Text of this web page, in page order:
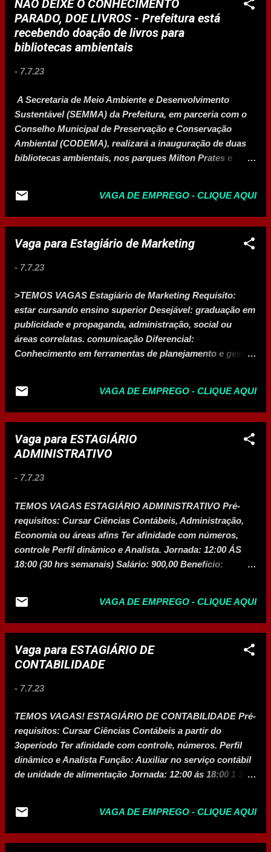
NÃO DEIXE O CONHECIMENTO
PARADO, DOE LIVROS - Prefeitura está
recebendo doação de livros para
bibliotecas ambientais
- 7.7.23
A Secretaria de Meio Ambiente e Desenvolvimento
Sustentável (SEMMA) da Prefeitura, em parceria com o
Conselho Municipal de Preservação e Conservação
Ambiental (CODEMA), realizará a inauguração de duas
bibliotecas ambientais, nos parques Milton Prates e
arrecadar livros, revistas e outros materiais relacionados
ao meio ambiente. A iniciativa começou com a generosa
Oliveira, conselheiro do CODEMA, ex-funcionário do IEF
ambiental. As contribuições não se limitaram a essa
doadores particulares, já se uniram a essa causa. Se
você também quiser fazer parte dessa história pode
contribuir entregando suas doações diretamente na
SEMMA ou entrando em contato pelo telefone 2211-2133
para agendar a retirada de um acervo com mais de cem
VAGA DE EMPREGO - CLIQUE AQUI
Vaga para Estagiário de Marketing
- 7.7.23
>TEMOS VAGAS Estagiário de Marketing Requisito:
estar cursando ensino superior Desejável: graduação em
publicidade e propaganda, administração, social ou
áreas correlatas. comunicação Diferencial:
Conhecimento em ferramentas de planejamento e gestão
Almoço +Vale transporte Previsão de Início e local:
Imediato - Av. Francisco Péres, 60 - Interlagos, Montes
formulário abaixo: CLIQUE AQUI
VAGA DE EMPREGO - CLIQUE AQUI
Vaga para ESTAGIÁRIO
ADMINISTRATIVO
- 7.7.23
TEMOS VAGAS ESTAGIÁRIO ADMINISTRATIVO Pré-
requisitos: Cursar Ciências Contábeis, Administração,
Economia ou áreas afins Ter afinidade com números,
controle Perfil dinâmico e Analista. Jornada: 12:00 ÁS
18:00 (30 hrs semanais) Salário: 900,00 Benefício:
Interlagos, Montes Claros - MG, 39404-215 Interessados
enviar currículo no formulário abaixo: CLIQUE AQUI
VAGA DE EMPREGO - CLIQUE AQUI
Vaga para ESTAGIÁRIO DE
CONTABILIDADE
- 7.7.23
TEMOS VAGAS! ESTAGIÁRIO DE CONTABILIDADE Pré-
requisitos: Cursar Ciências Contábeis a partir do
3operíodo Ter afinidade com controle, números. Perfil
dinâmico e Analista Função: Auxiliar no serviço contábil
de unidade de alimentação Jornada: 12:00 ás 18:00 1 30h
Imediato Local de Trabalho: Quero pizza Lagoa- Av.
Francisco Péres, 60 - Interlagos, Montes Claros - MG,
VAGA DE EMPREGO - CLIQUE AQUI